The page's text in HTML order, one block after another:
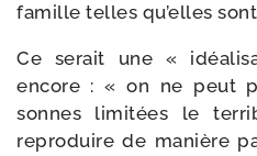
famille telles qu’elles
Ce serait une «
encore : « on ne peut
sonnes limi­tées le
repro­duire de manière